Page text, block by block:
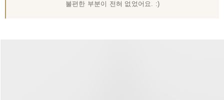
불편한 부분이 전혀 없었어요. :)